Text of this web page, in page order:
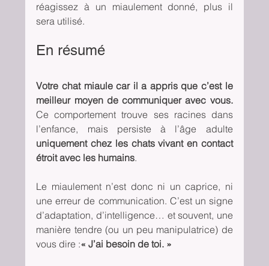
réagissez à un miaulement donné, plus il
sera utilisé.
En résumé
Votre chat miaule car il a appris que c’est le
meilleur moyen de communiquer avec vous.
Ce comportement trouve ses racines dans
l’enfance, mais persiste à l’âge adulte
uniquement chez les chats vivant en contact
étroit avec les humains.
Le miaulement n’est donc ni un caprice, ni
une erreur de communication. C’est un signe
d’adaptation, d’intelligence… et souvent, une
manière tendre (ou un peu manipulatrice) de
vous dire :« J’ai besoin de toi. »